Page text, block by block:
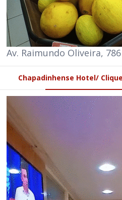
Av. Raimundo Oliveira,
Chapadinhense Hotel/